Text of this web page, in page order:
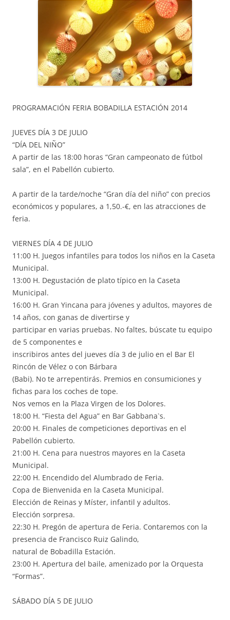
PROGRAMACIÓN FERIA BOBADILLA ESTACIÓN 2014
JUEVES DÍA 3 DE JULIO
“DÍA DEL NIÑO”
A partir de las 18:00 horas “Gran campeonato de fútbol
sala”, en el Pabellón cubierto.
A partir de la tarde/noche “Gran día del niño” con precios
económicos y populares, a 1,50.-€, en las atracciones de
feria.
VIERNES DÍA 4 DE JULIO
11:00 H. Juegos infantiles para todos los niños en la Caseta
Municipal.
13:00 H. Degustación de plato típico en la Caseta
Municipal.
16:00 H. Gran Yincana para jóvenes y adultos, mayores de
14 años, con ganas de divertirse y
participar en varias pruebas. No faltes, búscate tu equipo
de 5 componentes e
inscribiros antes del jueves día 3 de julio en el Bar El
Rincón de Vélez o con Bárbara
(Babi). No te arrepentirás. Premios en consumiciones y
fichas para los coches de tope.
Nos vemos en la Plaza Virgen de los Dolores.
18:00 H. “Fiesta del Agua” en Bar Gabbana`s.
20:00 H. Finales de competiciones deportivas en el
Pabellón cubierto.
21:00 H. Cena para nuestros mayores en la Caseta
Municipal.
22:00 H. Encendido del Alumbrado de Feria.
Copa de Bienvenida en la Caseta Municipal.
Elección de Reinas y Míster, infantil y adultos.
Elección sorpresa.
22:30 H. Pregón de apertura de Feria. Contaremos con la
presencia de Francisco Ruiz Galindo,
natural de Bobadilla Estación.
23:00 H. Apertura del baile, amenizado por la Orquesta
“Formas”.
SÁBADO DÍA 5 DE JULIO